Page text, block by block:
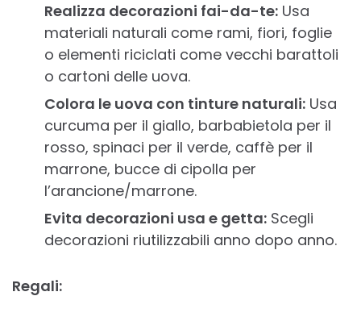
Realizza decorazioni fai-da-te: Usa
materiali naturali come rami, fiori, foglie
o elementi riciclati come vecchi barattoli
o cartoni delle uova.
Colora le uova con tinture naturali: Usa
curcuma per il giallo, barbabietola per il
rosso, spinaci per il verde, caffè per il
marrone, bucce di cipolla per
l’arancione/marrone.
Evita decorazioni usa e getta: Scegli
decorazioni riutilizzabili anno dopo anno.
Regali: